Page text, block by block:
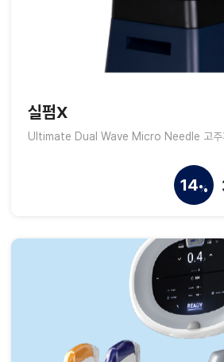
실펌X
Ultimate Dual Wave Micro Needle 고주
14%